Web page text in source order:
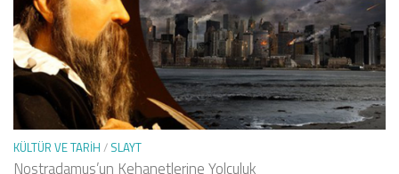
KÜLTÜR VE TARIH / SLAYT
Nostradamus’un Kehanetlerine Yolculuk